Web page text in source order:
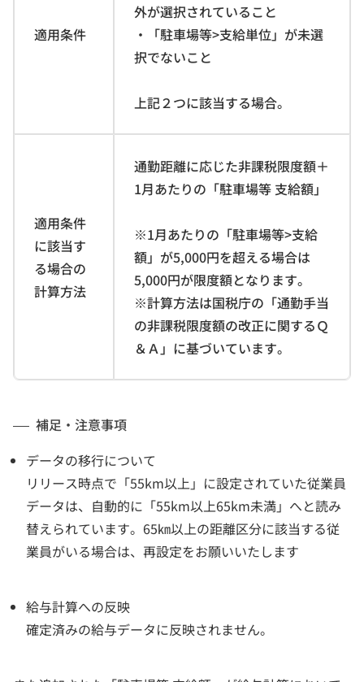
適用条件
外が選択されていること
・「駐車場等>支給単位」が未選
択でないこと
上記２つに該当する場合。
適用条件
に該当す
る場合の
計算方法
通勤距離に応じた非課税限度額＋
1月あたりの「駐車場等 支給額」
※1月あたりの「駐車場等>支給
額」が5,000円を超える場合は
5,000円が限度額となります。
※計算方法は国税庁の「通勤手当
の非課税限度額の改正に関するＱ
＆Ａ」に基づいています。
補足・注意事項
データの移行について
リリース時点で「55km以上」に設定されていた従業員
データは、自動的に「55km以上65km未満」へと読み
替えられています。65㎞以上の距離区分に該当する従
業員がいる場合は、再設定をお願いいたします
給与計算への反映
確定済みの給与データに反映されません。